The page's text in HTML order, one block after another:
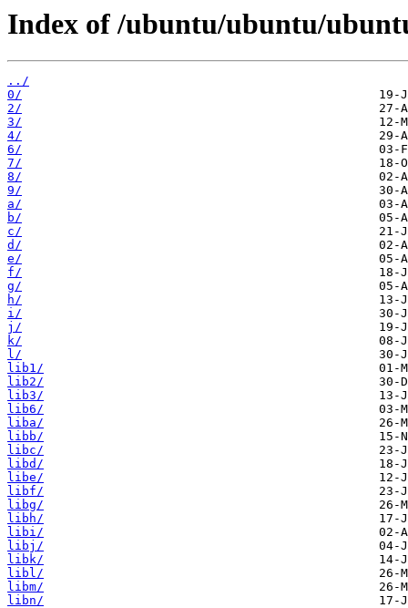
Index of /ubuntu/ubuntu/
../
0/
2/
3/
4/
6/
7/
8/
9/
a/
b/
c/
d/
e/
f/
g/
h/
i/
j/
k/
l/
lib1/
lib2/
lib3/
lib6/
liba/
libb/
libc/
libd/
libe/
libf/
libg/
libh/
libi/
libj/
libk/
libl/
libm/
libn/